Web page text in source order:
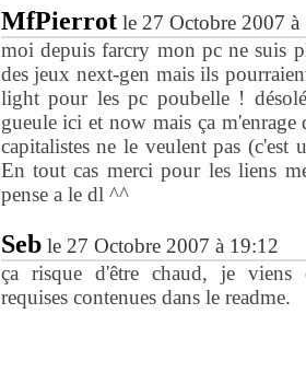
MfPierrotle 27 Octobre 2007 à
moi depuis farcry mon pc ne suis
des jeux next-gen mais ils
light pour les pc poubelle !
gueule ici et now mais ça
capitalistes ne le veulent pas (c'est
En tout cas merci pour les liens
pense a le dl ^^
Seble 27 Octobre 2007 à 19:12
ça risque d'être chaud, je viens
requises contenues dans le readme.